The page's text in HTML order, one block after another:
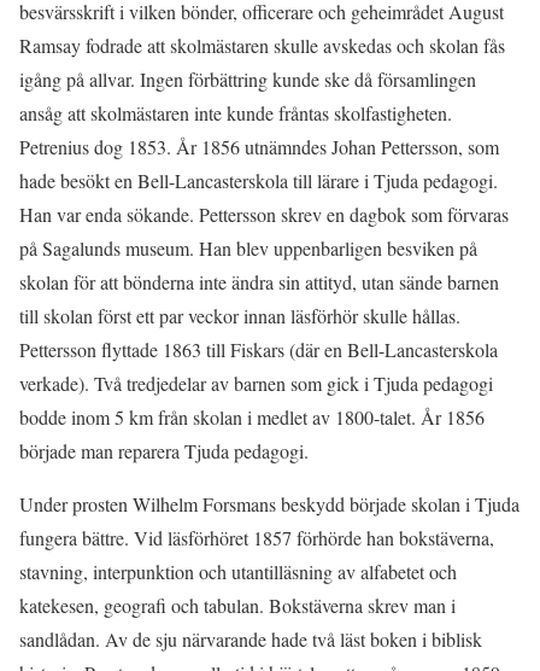
besvärsskrift i vilken bönder, officerare och geheimrådet August
Ramsay fodrade att skolmästaren skulle avskedas och skolan fås
igång på allvar. Ingen förbättring kunde ske då församlingen
ansåg att skolmästaren inte kunde fråntas skolfastigheten.
Petrenius dog 1853. År 1856 utnämndes Johan Pettersson, som
hade besökt en Bell-Lancasterskola till lärare i Tjuda pedagogi.
Han var enda sökande. Pettersson skrev en dagbok som förvaras
på Sagalunds museum. Han blev uppenbarligen besviken på
skolan för att bönderna inte ändra sin attityd, utan sände barnen
till skolan först ett par veckor innan läsförhör skulle hållas.
Pettersson flyttade 1863 till Fiskars (där en Bell-Lancasterskola
verkade). Två tredjedelar av barnen som gick i Tjuda pedagogi
bodde inom 5 km från skolan i medlet av 1800-talet. År 1856
började man reparera Tjuda pedagogi.
Under prosten Wilhelm Forsmans beskydd började skolan i Tjuda
fungera bättre. Vid läsförhöret 1857 förhörde han bokstäverna,
stavning, interpunktion och utantilläsning av alfabetet och
katekesen, geografi och tabulan. Bokstäverna skrev man i
sandlådan. Av de sju närvarande hade två läst boken i biblisk